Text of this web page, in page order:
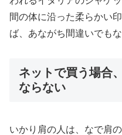
間の体に沿った柔らかい
ば、あながち間違いでも
ネットで買う場合
ならない
いかり肩の人は、なで肩